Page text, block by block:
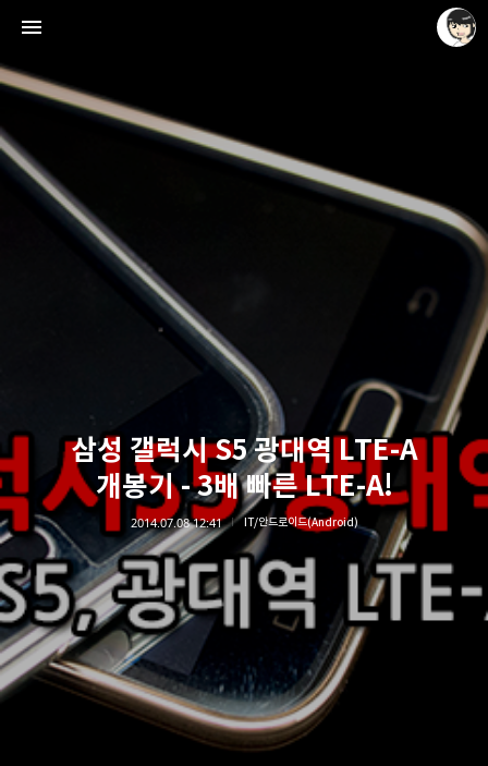
삼성 갤럭시 S5 광대역 LTE-A
개봉기 - 3배 빠른 LTE-A!
2014.07.08 12:41 IT/안드로이드(Android)